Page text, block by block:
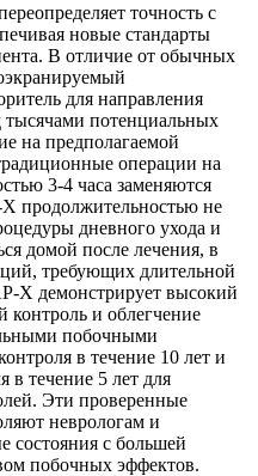
точность с
новые стандарты
В отличие от обычных
для направления
тысячами потенциальных
на предполагаемой
операции на
3-4 часа заменяются
продолжительностью не
дневного ухода и
домой после лечения, в
требующих длительной
X демонстрирует высокий
контроль и облегчение
побочными
в течение 10 лет и
в течение 5 лет для
Эти проверенные
неврологам и
состояния с большей
побочных эффектов.